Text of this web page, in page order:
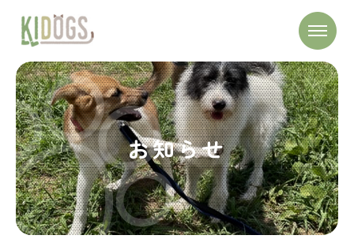
お知らせ